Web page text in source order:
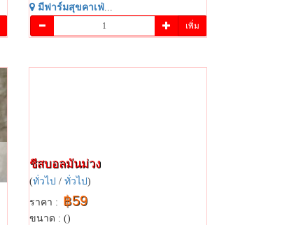
มี​ฟาร์​มสุข​คาเฟ่​ ...
เพิ่ม
ชีสบอลมันม่วง
(ทั่วไป / ทั่วไป)
ราคา : ฿59
ขนาด : ()